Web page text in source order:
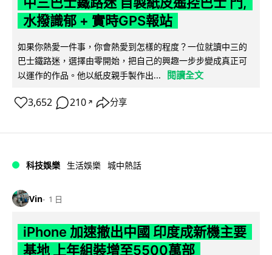
水撥識郁 + 實時GPS報站
如果你熱愛一件事，你會熱愛到怎樣的程度？一位就讀中三的
巴士鐵路迷，選擇由零開始，把自己的興趣一步步變成真正可
以運作的作品。他以紙皮親手製作出...
閱讀全文
3,652 210 ↗ 分享
科技娛樂 生活娛樂 城中熱話
Vin 1 日
iPhone 加速撤出中國 印度成新機主要
基地 上年組裝增至5500萬部